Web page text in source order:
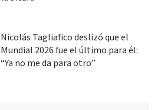
Nicolás Tagliafico deslizó que el
Mundial 2026 fue el último para él:
“Ya no me da para otro”